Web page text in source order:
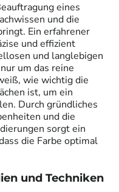
eines
und die
Ein erfahrener
und effizient
und langlebigen
um das reine
wie wichtig die
ist, um ein
Durch gründliches
und die
sorgt ein
die Farbe optimal
und Techniken